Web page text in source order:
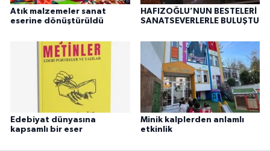
Atık malzemeler sanat
eserine dönüştürüldü
HAFIZOĞLU’NUN BESTELERİ
SANATSEVERLERLE BULUŞTU
Edebiyat dünyasına
kapsamlı bir eser
Minik kalplerden anlamlı
etkinlik